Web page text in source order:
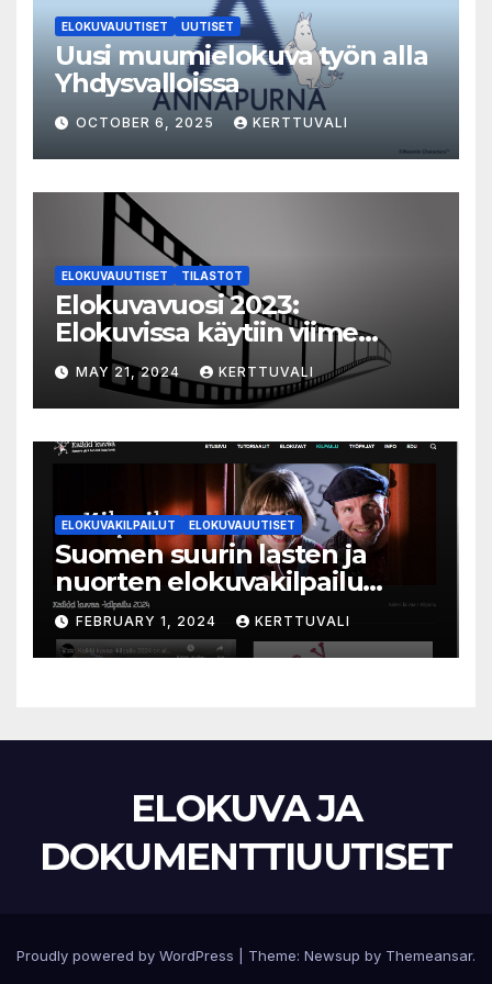
ELOKUVAUUTISET UUTISET
Uusi muumielokuva työn alla
Yhdysvalloissa
OCTOBER 6, 2025 KERTTUVALI
ELOKUVAUUTISET TILASTOT
Elokuvavuosi 2023:
Elokuvissa käytiin viime
vuonna 7,2 miljoonaa kertaa
ympäri Suomen
MAY 21, 2024 KERTTUVALI
ELOKUVAKILPAILUT ELOKUVAUUTISET
Suomen suurin lasten ja
nuorten elokuvakilpailu
alkaa – suojelijana Aki
Kaurismäki
FEBRUARY 1, 2024 KERTTUVALI
ELOKUVA JA
DOKUMENTTIUUTISET
Proudly powered by WordPress Theme: Newsup by Themeansar.